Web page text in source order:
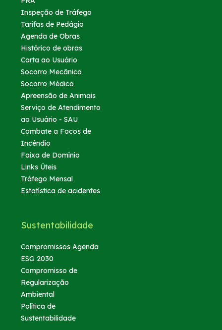
Inspeção de Tráfego
Tarifas de Pedágio
Agenda de Obras
Histórico de obras
Carta ao Usuário
Socorro Mecânico
Socorro Médico
Apreensão de Animais
Serviço de Atendimento
ao Usuário - SAU
Combate a Focos de
Incêndio
Faixa de Domínio
Links Úteis
Tráfego Mensal
Estatística de acidentes
Sustentabilidade
Compromissos Agenda
ESG 2030
Compromisso de
Regularização
Ambiental
Política de
Sustentabilidade